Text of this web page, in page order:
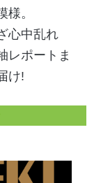
様。
心中乱れ
レポートま
け!